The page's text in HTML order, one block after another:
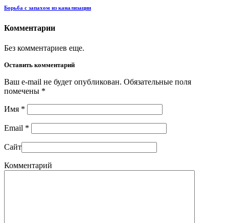
Борьба с запахом из канализации
Комментарии
Без комментариев еще.
Оставить комментарий
Ваш e-mail не будет опубликован. Обязательные поля
помечены *
Имя *
Email *
Сайт
Комментарий